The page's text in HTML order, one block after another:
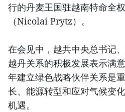
行的丹麦王国驻越南特命全
（Nicolai Prytz）。
在会见中，越共中央总书记
越丹关系的积极发展表示满
年建立绿色战略伙伴关系是
长、能源转型和应对气候变
机遇。